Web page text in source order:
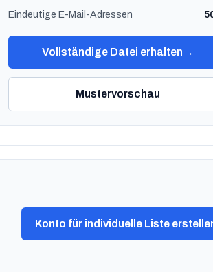
Eindeutige E-Mail-Adressen
Vollständige Datei erhalten →
Mustervorschau
Konto für individuelle Liste